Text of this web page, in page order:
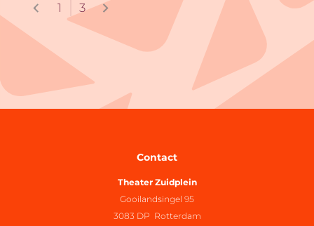
1 3
Contact
Theater Zuidplein
Gooilandsingel 95
3083 DP Rotterdam